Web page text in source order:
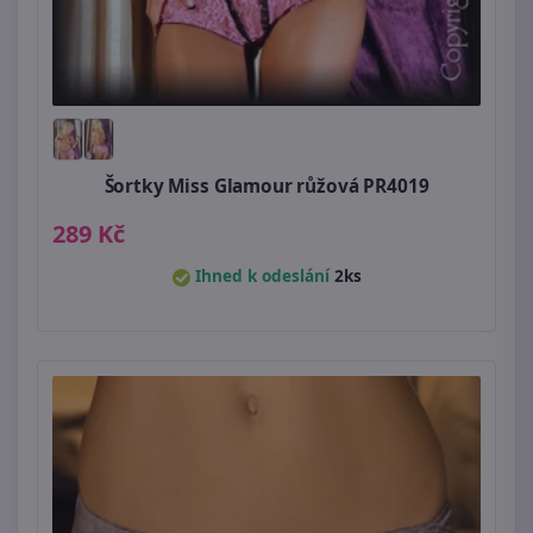
Šortky Miss Glamour růžová PR4019
289 Kč
Ihned k odeslání2ks